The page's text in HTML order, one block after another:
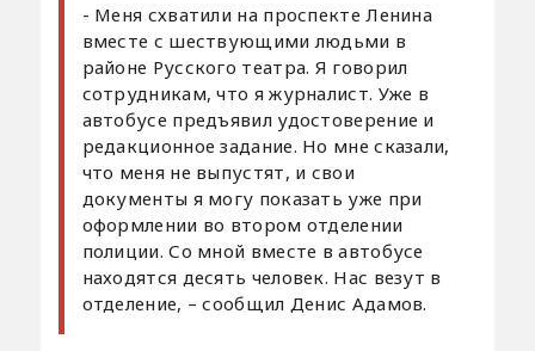
- Меня схватили на проспекте Ленина
вместе с шествующими людьми в
районе Русского театра. Я говорил
сотрудникам, что я журналист. Уже в
автобусе предъявил удостоверение и
редакционное задание. Но мне сказали,
что меня не выпустят, и свои
документы я могу показать уже при
оформлении во втором отделении
полиции. Со мной вместе в автобусе
находятся десять человек. Нас везут в
отделение, – сообщил Денис Адамов.